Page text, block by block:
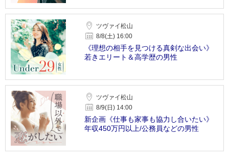
ツヴァイ松山
8/8(土) 16:00
《理想の相手を見つける真剣な出会い》
若きエリート＆高学歴の男性
ツヴァイ松山
8/9(日) 14:00
新企画《仕事も家事も協力し合いたい》
年収450万円以上/公務員などの男性